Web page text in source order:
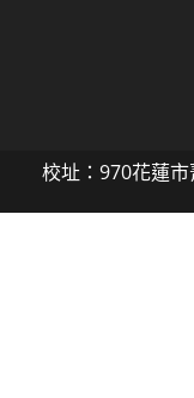
校址：970花蓮